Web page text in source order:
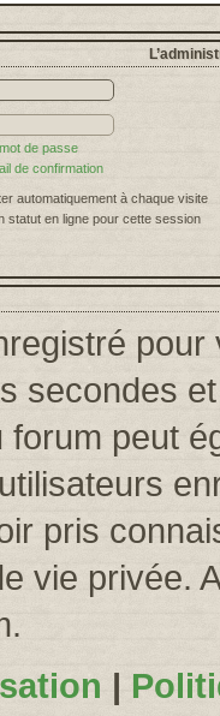
de passe
de confirmation
automatiquement à chaque visite
statut en ligne pour cette session
pour
secondes
forum peut
pris
vie privée.
|